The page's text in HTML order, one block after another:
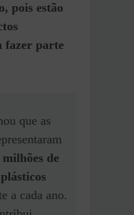
pois estão
fazer parte
que as
de
a cada ano.